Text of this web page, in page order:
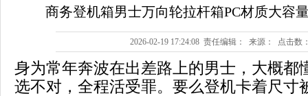
商务登机箱男士万向轮拉杆箱PC材质大容
2026-02-19 17:24:08 责任编辑： 来源： 点击数
身为常年奔波在出差路上的男士，大概都
选不对，全程活受罪。要么登机卡着尺寸